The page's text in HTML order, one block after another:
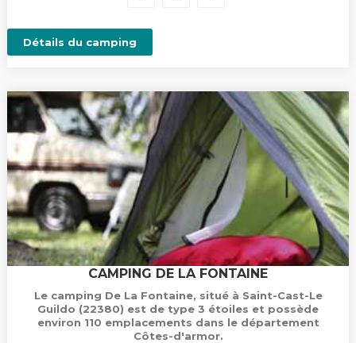
Détails du camping
CAMPING DE LA FONTAINE
Le camping De La Fontaine, situé à Saint-Cast-Le
Guildo (22380) est de type 3 étoiles et possède
environ 110 emplacements dans le département
Côtes-d'armor.